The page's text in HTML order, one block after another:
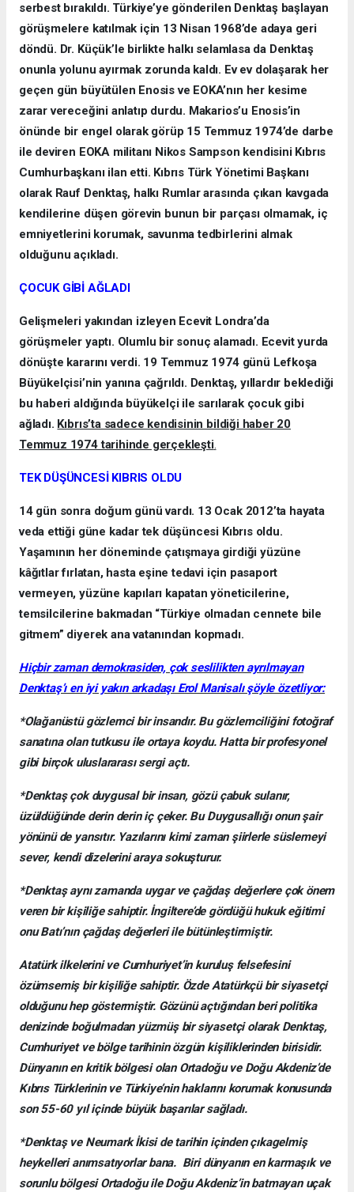
serbest bırakıldı. Türkiye’ye gönderilen Denktaş başlayan
görüşmelere katılmak için 13 Nisan 1968’de adaya geri
döndü. Dr. Küçük’le birlikte halkı selamlasa da Denktaş
onunla yolunu ayırmak zorunda kaldı. Ev ev dolaşarak her
geçen gün büyütülen Enosis ve EOKA’nın her kesime
zarar vereceğini anlatıp durdu. Makarios’u Enosis’in
önünde bir engel olarak görüp 15 Temmuz 1974’de darbe
ile deviren EOKA militanı Nikos Sampson kendisini Kıbrıs
Cumhurbaşkanı ilan etti. Kıbrıs Türk Yönetimi Başkanı
olarak Rauf Denktaş, halkı Rumlar arasında çıkan kavgada
kendilerine düşen görevin bunun bir parçası olmamak, iç
emniyetlerini korumak, savunma tedbirlerini almak
olduğunu açıkladı.
ÇOCUK GİBİ AĞLADI
Gelişmeleri yakından izleyen Ecevit Londra’da
görüşmeler yaptı. Olumlu bir sonuç alamadı. Ecevit yurda
dönüşte kararını verdi. 19 Temmuz 1974 günü Lefkoşa
Büyükelçisi’nin yanına çağrıldı. Denktaş, yıllardır beklediği
bu haberi aldığında büyükelçi ile sarılarak çocuk gibi
ağladı. Kıbrıs’ta sadece kendisinin bildiği haber 20
Temmuz 1974 tarihinde gerçekleşti.
TEK DÜŞÜNCESİ KIBRIS OLDU
14 gün sonra doğum günü vardı. 13 Ocak 2012’ta hayata
veda ettiği güne kadar tek düşüncesi Kıbrıs oldu.
Yaşamının her döneminde çatışmaya girdiği yüzüne
kâğıtlar fırlatan, hasta eşine tedavi için pasaport
vermeyen, yüzüne kapıları kapatan yöneticilerine,
temsilcilerine bakmadan “Türkiye olmadan cennete bile
gitmem” diyerek ana vatanından kopmadı.
Hiçbir zaman demokrasiden, çok seslilikten ayrılmayan
Denktaş’ı en iyi yakın arkadaşı Erol Manisalı şöyle özetliyor:
*Olağanüstü gözlemci bir insandır. Bu gözlemciliğini fotoğraf
sanatına olan tutkusu ile ortaya koydu. Hatta bir profesyonel
gibi birçok uluslararası sergi açtı.
*Denktaş çok duygusal bir insan, gözü çabuk sulanır,
üzüldüğünde derin derin iç çeker. Bu Duygusallığı onun şair
yönünü de yansıtır. Yazılarını kimi zaman şiirlerle süslemeyi
sever, kendi dizelerini araya sokuşturur.
*Denktaş aynı zamanda uygar ve çağdaş değerlere çok önem
veren bir kişiliğe sahiptir. İngiltere’de gördüğü hukuk eğitimi
onu Batı’nın çağdaş değerleri ile bütünleştirmiştir.
Atatürk ilkelerini ve Cumhuriyet’in kuruluş felsefesini
özümsemiş bir kişiliğe sahiptir. Özde Atatürkçü bir siyasetçi
olduğunu hep göstermiştir. Gözünü açtığından beri politika
denizinde boğulmadan yüzmüş bir siyasetçi olarak Denktaş,
Cumhuriyet ve bölge tarihinin özgün kişiliklerinden birisidir.
Dünyanın en kritik bölgesi olan Ortadoğu ve Doğu Akdeniz’de
Kıbrıs Türklerinin ve Türkiye’nin haklarını korumak konusunda
son 55-60 yıl içinde büyük başarılar sağladı.
*Denktaş ve Neumark İkisi de tarihin içinden çıkagelmiş
heykelleri anımsatıyorlar bana. Biri dünyanın en karmaşık ve
sorunlu bölgesi Ortadoğu ile Doğu Akdeniz’in batmayan uçak